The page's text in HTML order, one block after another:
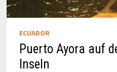
ECUADOR
Puerto Ayora auf
Inseln